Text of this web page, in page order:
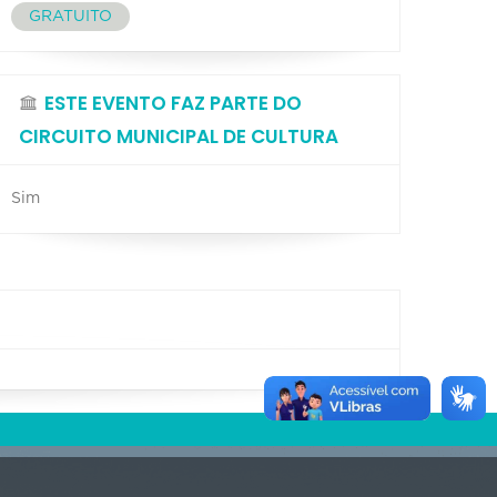
GRATUITO
ESTE EVENTO FAZ PARTE DO
CIRCUITO MUNICIPAL DE CULTURA
Sim